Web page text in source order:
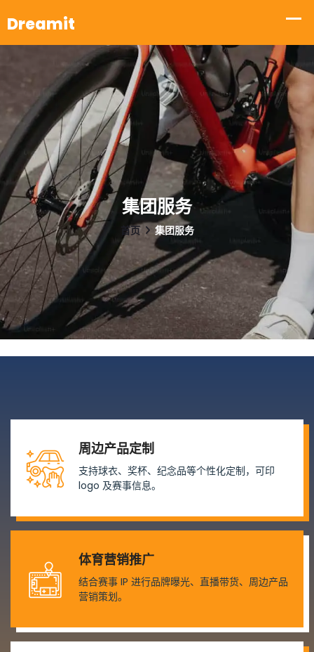
集团服务
首页 集团服务
周边产品定制
支持球衣、奖杯、纪念品等个性化定制，可印
logo 及赛事信息。
体育营销推广
结合赛事 IP 进行品牌曝光、直播带货、周边产品
营销策划。